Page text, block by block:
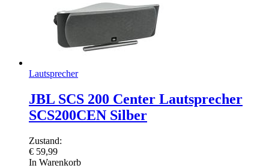
Lautsprecher
JBL SCS 200 Center Lautsprecher
SCS200CEN Silber
Zustand:
€ 59,99
In Warenkorb